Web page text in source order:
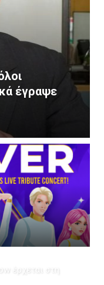
έγραψε
έρχεται στη